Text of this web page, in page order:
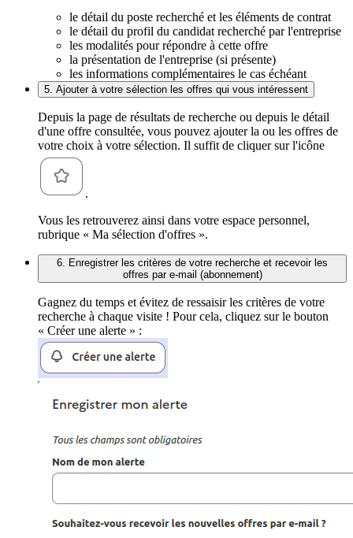
le détail du poste recherché et les éléments de contrat
le détail du profil du candidat recherché par l'entreprise
les modalités pour répondre à cette offre
la présentation de l'entreprise (si présente)
les informations complémentaires le cas échéant
5. Ajouter à votre sélection les offres qui vous intéressent
Depuis la page de résultats de recherche ou depuis le détail
d'une offre consultée, vous pouvez ajouter la ou les offres de
votre choix à votre sélection. Il suffit de cliquer sur l'icône
.
Vous les retrouverez ainsi dans votre espace personnel,
rubrique « Ma sélection d'offres ».
6. Enregistrer les critères de votre recherche et recevoir les
offres par e-mail (abonnement)
Gagnez du temps et évitez de ressaisir les critères de votre
recherche à chaque visite ! Pour cela, cliquez sur le bouton
« Créer une alerte » :